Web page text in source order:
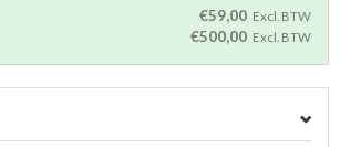
€59,00 Excl. BTW
€500,00 Excl. BTW